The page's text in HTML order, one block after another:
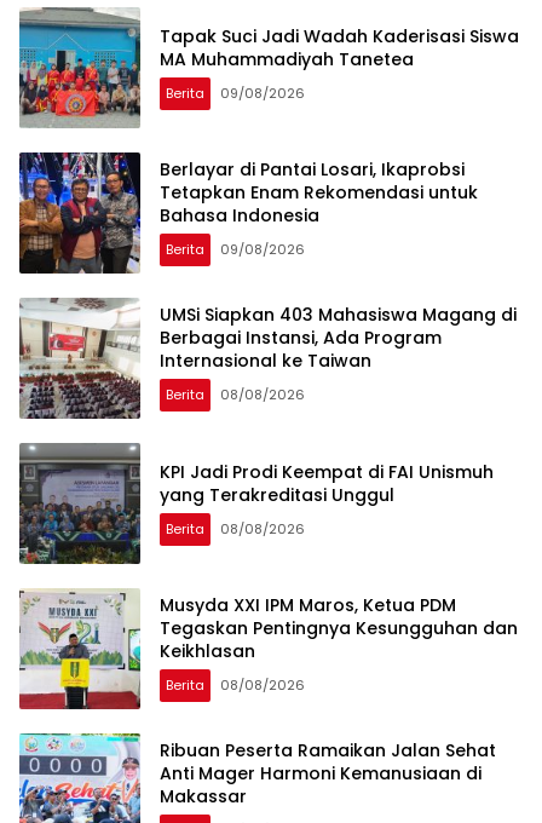
Tapak Suci Jadi Wadah Kaderisasi Siswa
MA Muhammadiyah Tanetea
Berita 09/08/2026
Berlayar di Pantai Losari, Ikaprobsi
Tetapkan Enam Rekomendasi untuk
Bahasa Indonesia
Berita 09/08/2026
UMSi Siapkan 403 Mahasiswa Magang di
Berbagai Instansi, Ada Program
Internasional ke Taiwan
Berita 08/08/2026
KPI Jadi Prodi Keempat di FAI Unismuh
yang Terakreditasi Unggul
Berita 08/08/2026
Musyda XXI IPM Maros, Ketua PDM
Tegaskan Pentingnya Kesungguhan dan
Keikhlasan
Berita 08/08/2026
Ribuan Peserta Ramaikan Jalan Sehat
Anti Mager Harmoni Kemanusiaan di
Makassar